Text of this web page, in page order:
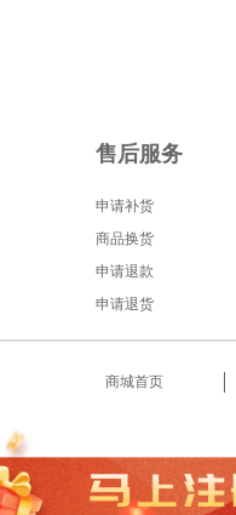
售后服务
申请补货
商品换货
申请退款
申请退货
商城首页